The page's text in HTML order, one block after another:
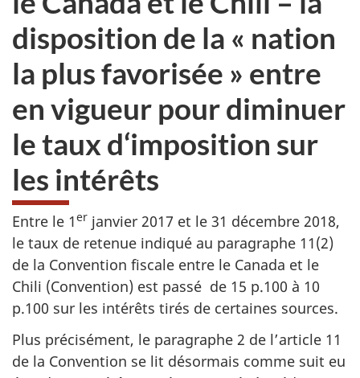
disposition de la « nation
la plusfavorisée » entre
en vigueur pour diminuer
le taux d‘imposition sur
les intérêts
Entre le 1er janvier 2017 et le 31 décembre 2018,
le taux de retenue indiqué au paragraphe 11(2)
de la Convention fiscale entre le Canada et le
Chili (Convention) est passé de 15 p.100 à 10
p.100 sur les intérêts tirés de certaines sources.
Plus précisément, le paragraphe 2 de l’article 11
de la Convention se lit désormais comme suit eu